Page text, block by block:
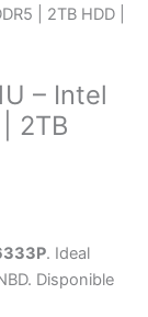
| 2TB HDD |
– Intel
2TB
. Ideal
Disponible